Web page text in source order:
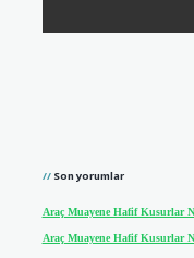
Son yorumlar
Araç Muayene Hafif Kusurlar
Araç Muayene Hafif Kusurlar